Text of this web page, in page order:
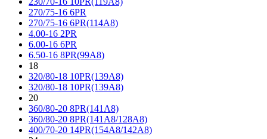
270/75-16 6PR
270/75-16 6PR(114A8)
4.00-16 2PR
6.00-16 6PR
6.50-16 8PR(99A8)
18
320/80-18 10PR(139A8)
320/80-18 10PR(139A8)
20
360/80-20 8PR(141A8)
360/80-20 8PR(141A8/128A8)
400/70-20 14PR(154A8/142A8)